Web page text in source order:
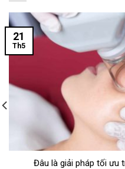
Đâu là giải pháp tối ưu
21
Th5